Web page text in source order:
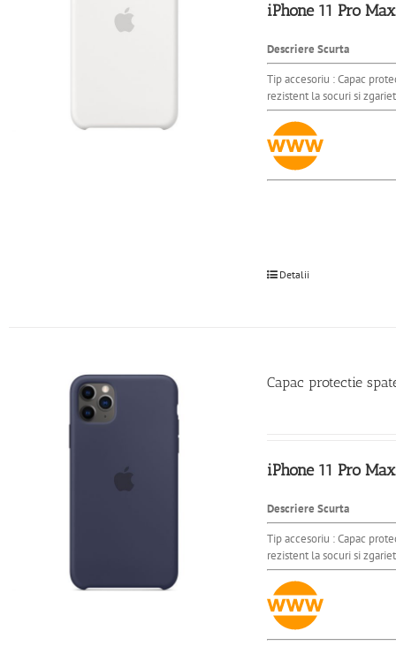
iPhone 11 Pro
Descriere Scurta
Tip accesoriu : Capac
rezistent la socuri si
Detalii
Capac protectie
iPhone 11 Pro
Descriere Scurta
Tip accesoriu : Capac
rezistent la socuri si